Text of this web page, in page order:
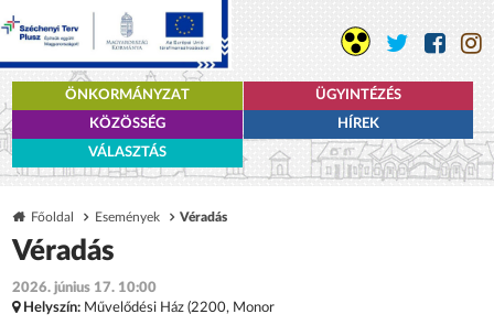
ÖNKORMÁNYZAT
ÜGYINTÉZÉS
KÖZÖSSÉG
HÍREK
VÁLASZTÁS
Főoldal Események Véradás
Véradás
2026. június 17. 10:00
Helyszín: Művelődési Ház (2200, Monor